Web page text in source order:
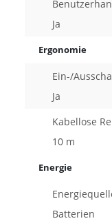
Ja
Ergonomie
Ein-/
Ja
Kabellose
10 m
Energie
Batterien